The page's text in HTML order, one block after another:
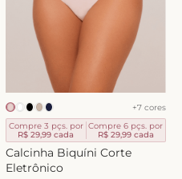
+7 cores
Compre 3 pçs. por
R$ 29,99 cada
Compre 6 pçs. por
R$ 29,99cada
Calcinha Biquíni Corte
Eletrônico